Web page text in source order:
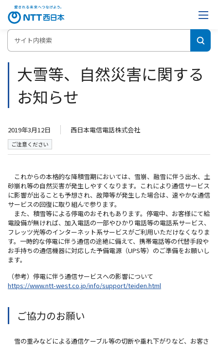
ホーム 大雪等、自然災害に関するお知らせ
大雪等、自然災害に関する
お知らせ
2019年3月12日 西日本電信電話株式会社
ご注意ください
これからの本格的な降積雪期においては、雪崩、融雪に伴う出水、土
砂崩れ等の自然災害が発生しやすくなります。これにより通信サービス
に影響が出ることも予想され、故障等が発生した場合は、速やかな通信
サービスの回復に取り組んで参ります。
また、積雪等による停電のおそれもあります。停電中、お客様にて給
電設備が無ければ、加入電話の一部やひかり電話等の電話系サービス、
フレッツ光等のインターネット系サービスがご利用いただけなくなりま
す。一時的な停電に伴う通信の途絶に備えて、携帯電話等の代替手段
お手持ちの通信機器に対応した予備電源（UPS等）のご準備をお願いし
ます。
（参考）停電に伴う通信サービスへの影響について
https://www.ntt-west.co.jp/info/support/teiden.html
ご協力のお願い
雪の重みなどによる通信ケーブル等の切断や垂れ下がりなど、お客さ